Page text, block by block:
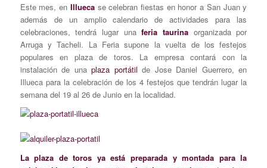
Este mes, en Illuecase celebran fiestas en honor a San Juan y
además de un amplio calendario de actividades para las
celebraciones, tendrá lugar unaferia taurina organizada por
Arruga y Tacheli. La Feria supone la vuelta de los festejos
populares en plaza de toros. La empresa contará con la
instalación de unaplaza portátil de Jose Daniel Guerrero, en
Illueca para la celebración de los 4 festejos que tendrán lugar la
semana del 19 al 26 de Junio en la localidad.
La plaza de toros ya está preparada y montada para la